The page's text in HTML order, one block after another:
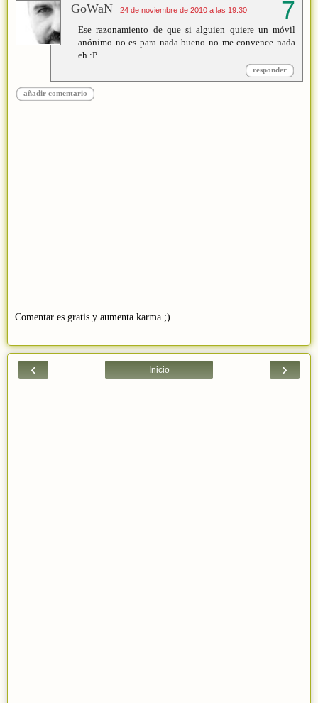
GoWaN 24 de noviembre de 2010 a las 19:30
Ese razonamiento de que si alguien quiere un móvil
anónimo no es para nada bueno no me convence nada
eh :P
responder
añadir comentario
Comentar es gratis y aumenta karma ;)
‹ ›
Inicio